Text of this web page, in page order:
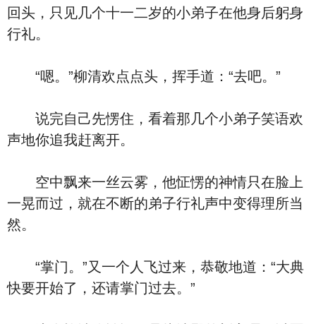
回头，只见几个十一二岁的小弟子在他身后躬身
行礼。
“嗯。”柳清欢点点头，挥手道：“去吧。”
说完自己先愣住，看着那几个小弟子笑语欢
声地你追我赶离开。
空中飘来一丝云雾，他怔愣的神情只在脸上
一晃而过，就在不断的弟子行礼声中变得理所当
然。
“掌门。”又一个人飞过来，恭敬地道：“大典
快要开始了，还请掌门过去。”